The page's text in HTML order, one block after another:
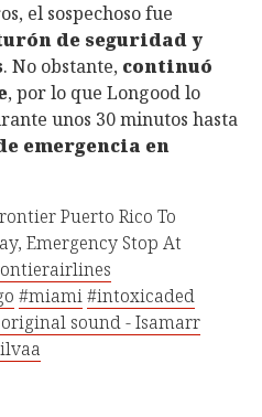
el sospechoso fue
de seguridad y
. No obstante, continuó
, por lo que Longood lo
unos 30 minutos hasta
emergencia en
Puerto Rico To
Emergency Stop At
#miami #intoxicaded
sound - Isamarr